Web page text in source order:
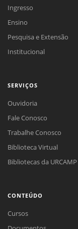
Ingresso
Ensino
Pesquisa e Extensão
Institucional
SERVIÇOS
Ouvidoria
Fale Conosco
Trabalhe Conosco
Biblioteca Virtual
Bibliotecas da URCAMP
CONTEÚDO
Cursos